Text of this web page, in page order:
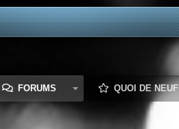
FORUMS QUOI DE NEUF